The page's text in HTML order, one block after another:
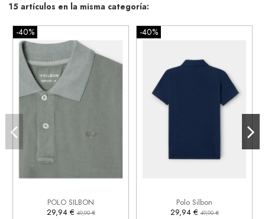
15 artículos en la misma categoría:
-40%
POLO SILBON
29,94 €49,90 €
Añadir al carrito
-40%
Polo Silbon
29,94 €49,90 €
Añadir al carrito